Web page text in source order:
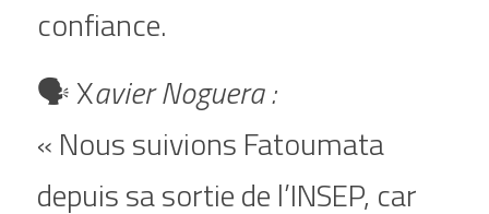
confiance.
🗣️ Xavier Noguera :
« Nous suivions Fatoumata
depuis sa sortie de l’INSEP, car